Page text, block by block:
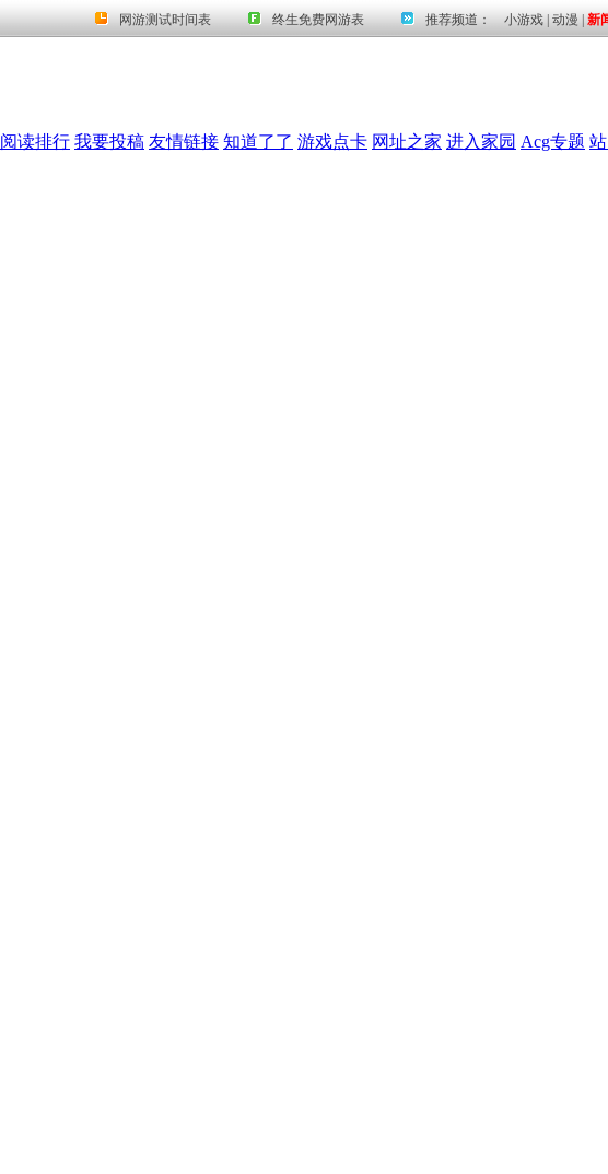
阅读排行 我要投稿 友情链接 知道了了 游戏点卡 网址之家 进入家园 Acg专题